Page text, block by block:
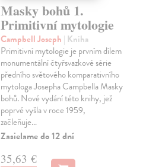
Masky bohů 1.
Primitivní mytologie
Campbell Joseph | Kniha
Primitivní mytologie je prvním dílem
monumentální čtyřsvazkové série
předního světového komparativního
mytologa Josepha Campbella Masky
bohů. Nové vydání této knihy, jež
poprvé vyšla v roce 1959,
začleňuje…
Zasielame do 12 dní
35,63 €